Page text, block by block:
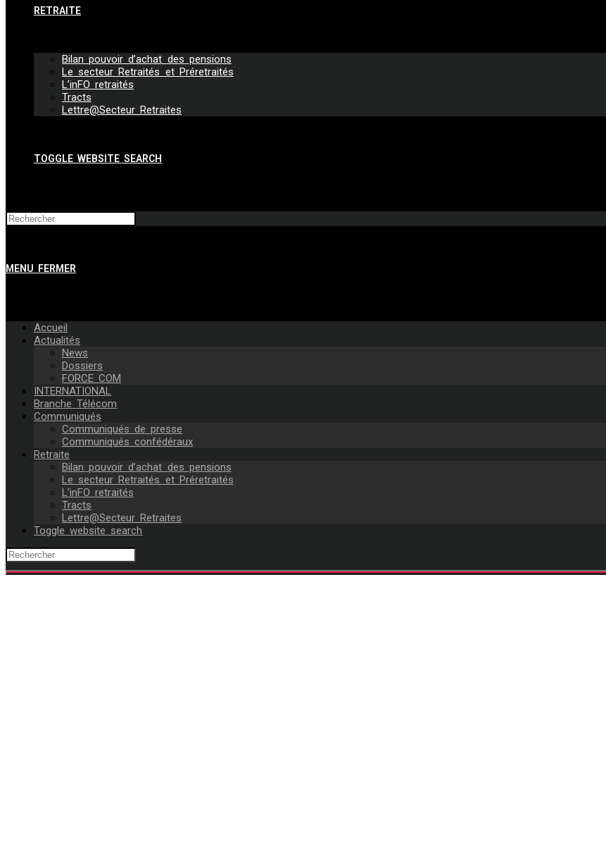
RETRAITE
Bilan pouvoir d’achat des pensions
Le secteur Retraités et Préretraités
L’inFO retraités
Tracts
Lettre@Secteur Retraites
TOGGLE WEBSITE SEARCH
MENU FERMER
Accueil
Actualités
News
Dossiers
FORCE COM
INTERNATIONAL
Branche Télécom
Communiqués
Communiqués de presse
Communiqués confédéraux
Retraite
Bilan pouvoir d’achat des pensions
Le secteur Retraités et Préretraités
L’inFO retraités
Tracts
Lettre@Secteur Retraites
Toggle website search